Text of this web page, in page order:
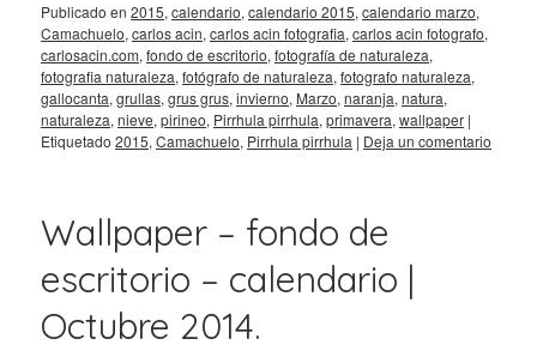
Publicado en 2015, calendario, calendario 2015, calendario marzo,
Camachuelo, carlos acin, carlos acin fotografia, carlos acin fotografo,
carlosacin.com, fondo de escritorio, fotografía de naturaleza,
fotografia naturaleza, fotógrafo de naturaleza, fotografo naturaleza,
gallocanta, grullas, grus grus, invierno, Marzo, naranja, natura,
naturaleza, nieve, pirineo, Pirrhula pirrhula, primavera, wallpaper |
Etiquetado 2015, Camachuelo, Pirrhula pirrhula | Deja un comentario
Wallpaper – fondo de
escritorio – calendario |
Octubre 2014.